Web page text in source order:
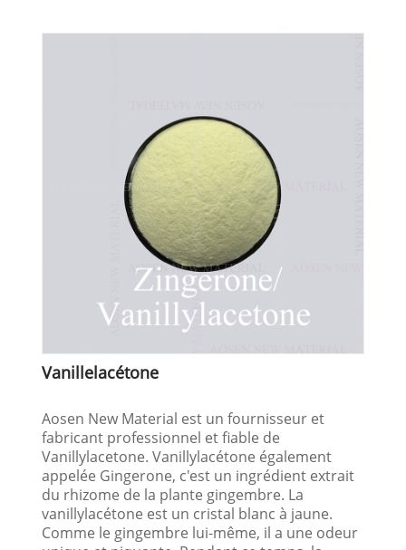
Vanillelacétone
Aosen New Material est un fournisseur et
fabricant professionnel et fiable de
Vanillylacetone. Vanillylacétone également
appelée Gingerone, c'est un ingrédient extrait
du rhizome de la plante gingembre. La
vanillylacétone est un cristal blanc à jaune.
Comme le gingembre lui-même, il a une odeur